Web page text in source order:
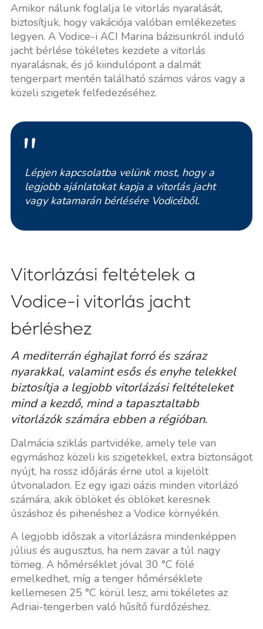
Amikor nálunk foglalja le vitorlás nyaralását,
biztosítjuk, hogy vakációja valóban emlékezetes
legyen. A Vodice-i ACI Marina bázisunkról induló
jacht bérlése tökéletes kezdete a vitorlás
nyaralásnak, és jó kiindulópont a dalmát
tengerpart mentén található számos város vagy a
közeli szigetek felfedezéséhez.
Lépjen kapcsolatba velünk most, hogy a
legjobb ajánlatokat kapja a vitorlás jacht
vagy katamarán bérlésére Vodicéből.
Vitorlázási feltételek a
Vodice-i vitorlás jacht
bérléshez
A mediterrán éghajlat forró és száraz
nyarakkal, valamint esős és enyhe telekkel
biztosítja a legjobb vitorlázási feltételeket
mind a kezdő, mind a tapasztaltabb
vitorlázók számára ebben a régióban.
Dalmácia sziklás partvidéke, amely tele van
egymáshoz közeli kis szigetekkel, extra biztonságot
nyújt, ha rossz időjárás érne utol a kijelölt
útvonaladon. Ez egy igazi oázis minden vitorlázó
számára, akik öblöket és öblöket keresnek
úszáshoz és pihenéshez a Vodice környékén.
A legjobb időszak a vitorlázásra mindenképpen
július és augusztus, ha nem zavar a túl nagy
tömeg. A hőmérséklet jóval 30 °C fölé
emelkedhet, míg a tenger hőmérséklete
kellemesen 25 °C körül lesz, ami tökéletes az
Adriai-tengerben való hűsítő fürdőzéshez.